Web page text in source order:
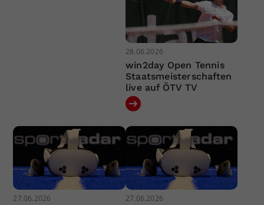
28.06.2026
win2day Open Tennis
Staatsmeisterschaften
live auf ÖTV TV
27.06.2026 27.06.2026